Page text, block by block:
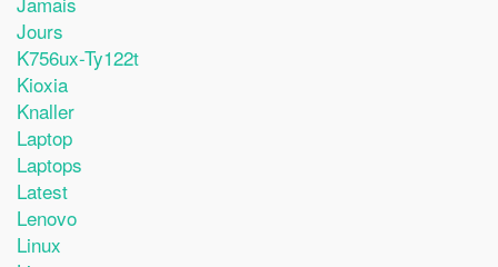
Jours
K756ux-Ty122t
Kioxia
Knaller
Laptop
Laptops
Latest
Lenovo
Linux